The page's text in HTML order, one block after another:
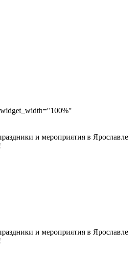
и мероприятия в Ярославле
и мероприятия в Ярославле